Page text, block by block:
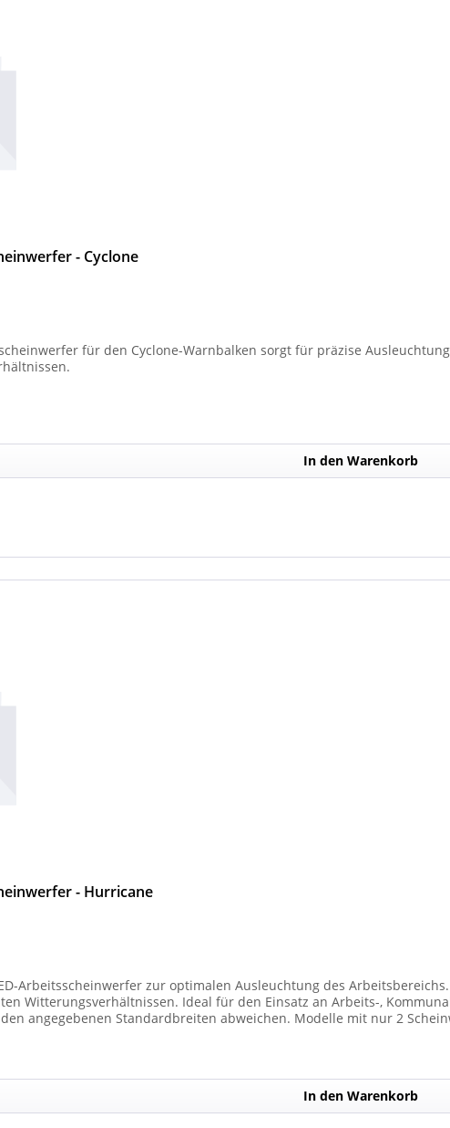
- Cyclone
für den Cyclone-Warnbalken sorgt für präzise
In den Warenkorb
- Hurricane
Arbeitsscheinwerfer zur optimalen Ausleuchtung des
Ideal für den Einsatz an Arbeits-, Kommunal- und Sonderfahrzeugen.
angegebenen Standardbreiten abweichen. Modelle mit nur 2
In den Warenkorb